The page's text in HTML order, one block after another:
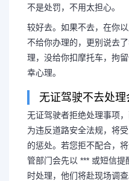
不是处罚，不用太担心。
较好去。如果不去，在你
不给你办理的，更别说去
理，没给你扣摩托车，拘
幸心理。
无证驾驶不去处理
无证驾驶者拒绝处理事项
为违反道路安全法规，将
的惩处。若您拒不配合，
管部门会先以 *** 或短信
时处理，他们将赴现场调查